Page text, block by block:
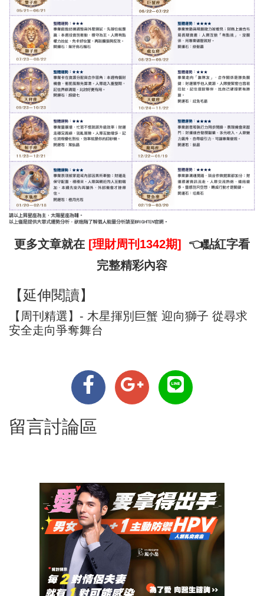
更多文章就在 [理財周刊1342期]
👈點紅字看
完整精彩內容
【延伸閱讀】
【周刊精選】- 木星揮別巨蟹 迎向獅子 從尋求
安全走向爭奪舞台
留言討論區